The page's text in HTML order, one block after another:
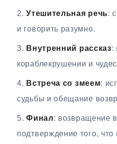
Утешительная речь:
и говорить разумно.
Внутренний рассказ:
кораблекрушении и
Встреча со змеем:
судьбы и обещание
Финал: возвращение
подтверждение того,